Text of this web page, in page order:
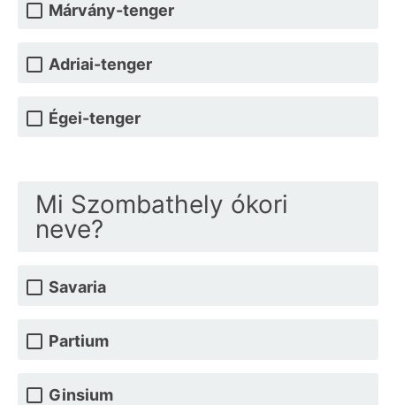
Márvány-tenger
Adriai-tenger
Égei-tenger
Mi Szombathely ókori
neve?
Savaria
Partium
Ginsium